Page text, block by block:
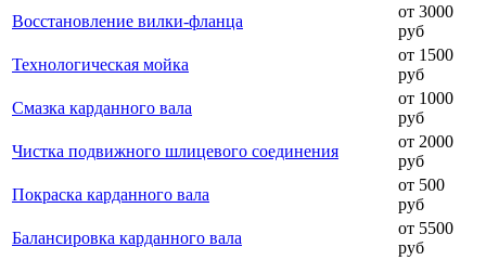
Восстановление вилки-фланца
от 3000
руб
Технологическая мойка
от 1500
руб
Смазка карданного вала
от 1000
руб
Чистка подвижного шлицевого соединения
от 2000
руб
Покраска карданного вала
от 500
руб
Балансировка карданного вала
от 5500
руб